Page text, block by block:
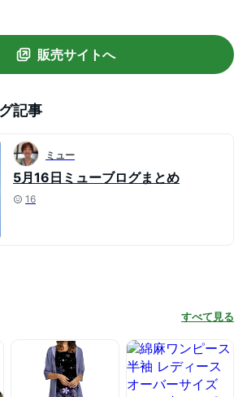
ュラル リラックス 大人 春
販売サイトへ
記事
ミュー
5月16日ミューブログまとめ
16
すべて見る